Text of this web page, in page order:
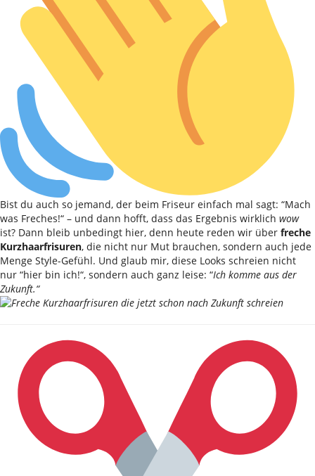
Bist du auch so jemand, der beim Friseur einfach mal sagt: “Mach
was Freches!“ – und dann hofft, dass das Ergebnis wirklich wow
ist? Dann bleib unbedingt hier, denn heute reden wir über freche
Kurzhaarfrisuren, die nicht nur Mut brauchen, sondern auch jede
Menge Style-Gefühl. Und glaub mir, diese Looks schreien nicht
nur “hier bin ich!“, sondern auch ganz leise: “Ich komme aus der
Zukunft.“